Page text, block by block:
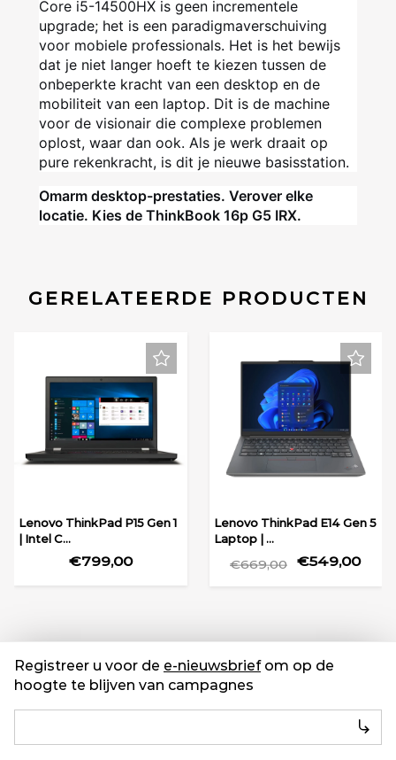
Core i5-14500HX is geen incrementele
upgrade; het is een paradigmaverschuiving
voor mobiele professionals. Het is het bewijs
dat je niet langer hoeft te kiezen tussen de
onbeperkte kracht van een desktop en de
mobiliteit van een laptop. Dit is de machine
voor de visionair die complexe problemen
oplost, waar dan ook. Als je werk draait op
pure rekenkracht, is dit je nieuwe basisstation.
Omarm desktop-prestaties. Verover elke
locatie. Kies de ThinkBook 16p G5 IRX.
GERELATEERDE PRODUCTEN
Lenovo ThinkPad P15 Gen 1
| Intel C...
€799,00
Lenovo ThinkPad E14 Gen 5
Laptop | ...
€669,00 €549,00
Registreer u voor de e-nieuwsbriefom op de
hoogte te blijven van campagnes